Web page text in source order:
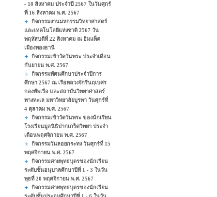
- 18 สิงหาคม ประจำปี 2567 ในวันศุกร์
ที่ 16 สิงหาคม พ.ศ. 2567
กิจกรรมงานมหกรรมวิทยาศาสตร์
และเทคโนโลยีแห่งชาติ 2567 วัน
พฤหัสบดีที่ 22 สิงหาคม ณ อิมแพ็ค
เมืองทองธานี
กิจกรรมเข้าวัดวันพระ ประจำเดือน
กันยายน พ.ศ. 2567
กิจกรรมทัศนศึกษาประจำปีการ
ศึกษา 2567 ณ เรือหลวงจักรีนฤเบศร
กองทัพเรือ และสถาบันวิทยาศาสตร์
ทางทะเล มหาวิทยาลัยบูรพา วันศุกร์ที่
4 ตุลาคม พ.ศ. 2567
กิจกรรมเข้าวัดวันพระ ของนักเรียน
โรงเรียนมูลนิธิปากเกร็ดวิทยา ประจำ
เดือนพฤศจิกายน พ.ศ. 2567
กิจกรรมวันลอยกระทง วันศุกร์ที่ 15
พฤศจิกายน พ.ศ. 2567
กิจกรรมค่ายพุทธบุตรของนักเรียน
ระดับชั้นอนุบาลศึกษาปีที่ 1 - 3 ในวัน
พุธที่ 20 พฤศจิกายน พ.ศ. 2567
กิจกรรมค่ายพุทธบุตรของนักเรียน